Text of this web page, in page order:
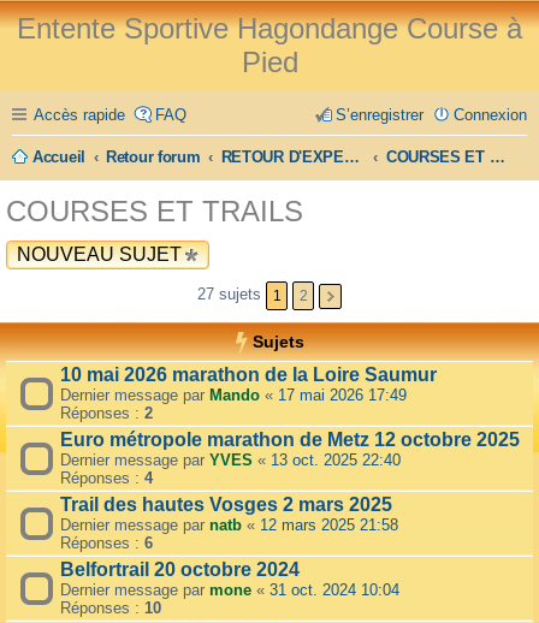
Entente Sportive Hagondange Course à
Pied
Accès rapide FAQ Connexion
S’enregistrer
Accueil Retour forum RETOUR D'EXPERIENCE COURSES ET TRAILS
COURSES ET TRAILS
NOUVEAU SUJET
27 sujets 1 2
Sujets
10 mai 2026 marathon de la Loire Saumur
Dernier message par Mando « 17 mai 2026 17:49
Réponses : 2
Euro métropole marathon de Metz 12 octobre 2025
Dernier message par YVES « 13 oct. 2025 22:40
Réponses : 4
Trail des hautes Vosges 2 mars 2025
Dernier message par natb « 12 mars 2025 21:58
Réponses : 6
Belfortrail 20 octobre 2024
Dernier message par mone « 31 oct. 2024 10:04
Réponses : 10